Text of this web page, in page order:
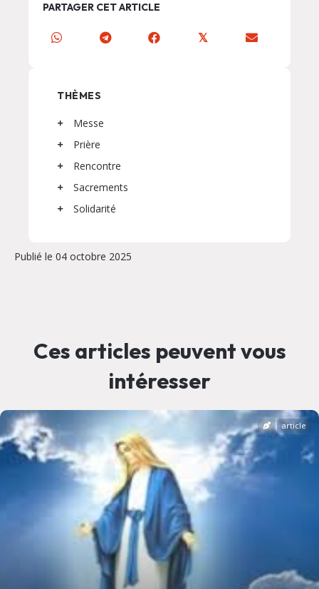
PARTAGER CET ARTICLE
𝕏
THÈMES
Messe
Prière
Rencontre
Sacrements
Solidarité
Publié le 04 octobre 2025
Ces articles peuvent vous
intéresser
article